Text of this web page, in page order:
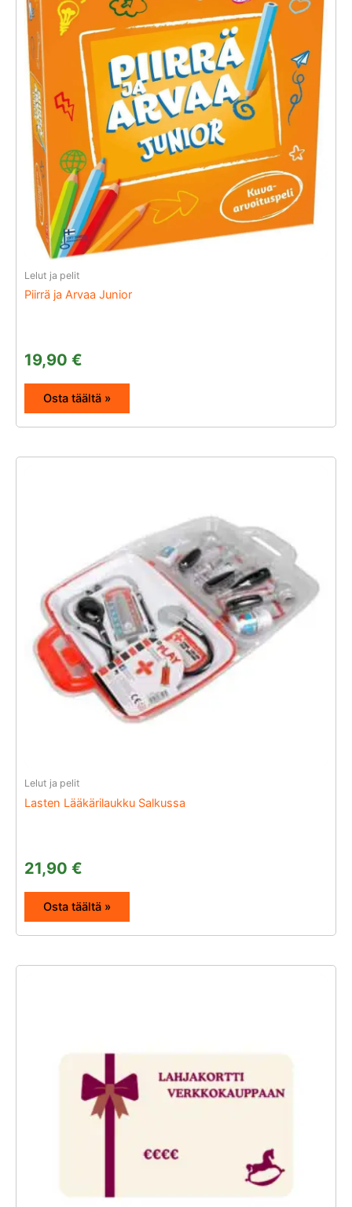
Lelut ja pelit
Piirrä ja Arvaa Junior
19,90 €
Osta täältä »
Lelut ja pelit
Lasten Lääkärilaukku Salkussa
21,90 €
Osta täältä »